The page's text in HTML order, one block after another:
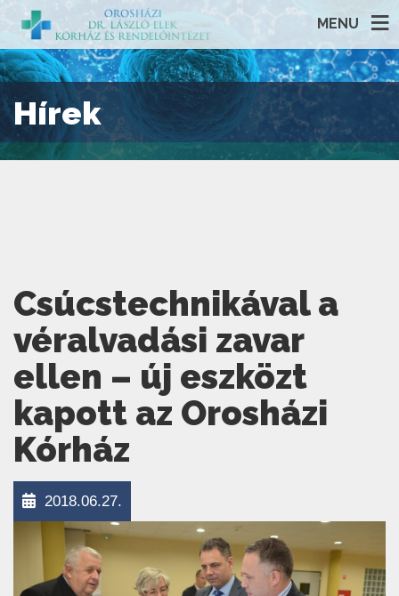
MENU
Hírek
Csúcstechnikával a
véralvadási zavar
ellen – új eszközt
kapott az Orosházi
Kórház
2018.06.27.